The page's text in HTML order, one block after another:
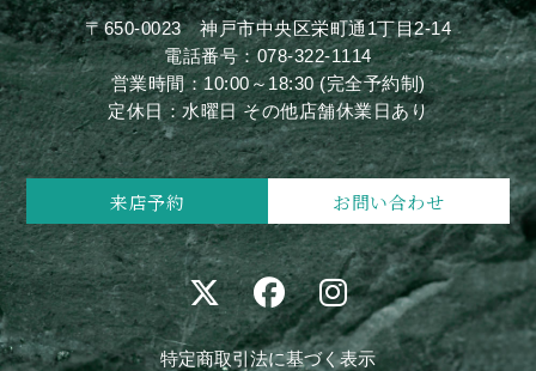
〒650-0023神戸市中央区栄町通1丁目2-14
電話番号：078-322-1114
営業時間：10:00～18:30 (完全予約制)
定休日：水曜日 その他店舗休業日あり
来店予約 お問い合わせ
特定商取引法に基づく表示